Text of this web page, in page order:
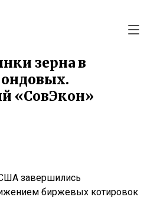
зерна в
«СовЭкон»
завершились
биржевых котировок